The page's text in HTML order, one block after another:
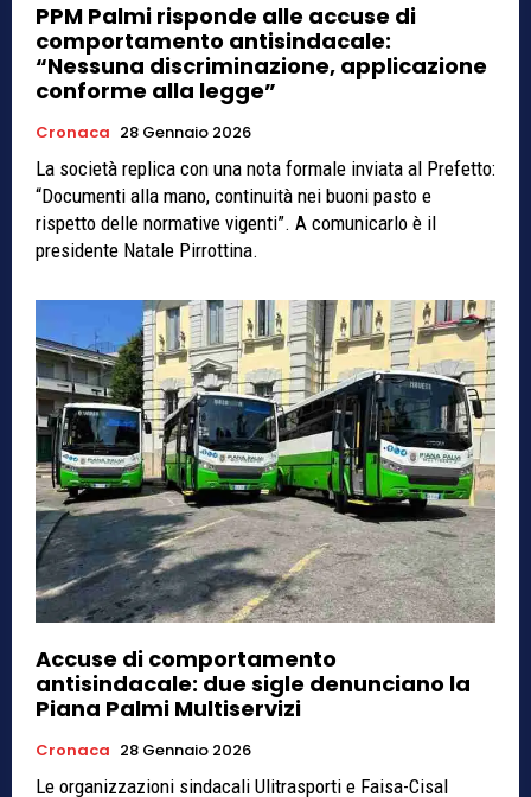
PPM Palmi risponde alle accuse di
comportamento antisindacale:
“Nessuna discriminazione, applicazione
conforme alla legge”
Cronaca 28 Gennaio 2026
La società replica con una nota formale inviata al Prefetto:
“Documenti alla mano, continuità nei buoni pasto e
rispetto delle normative vigenti”. A comunicarlo è il
presidente Natale Pirrottina.
Accuse di comportamento
antisindacale: due sigle denunciano la
Piana Palmi Multiservizi
Cronaca 28 Gennaio 2026
Le organizzazioni sindacali Ulitrasporti e Faisa-Cisal